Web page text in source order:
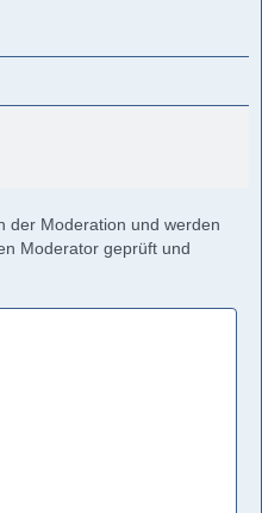
der Moderation und werden
Moderator geprüft und